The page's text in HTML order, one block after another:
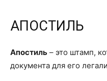
АПОСТИЛЬ
Апостиль – это штамп,
документа для его